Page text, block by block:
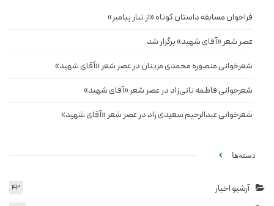
فراخوان مسابقه داستان کوتاه «از تبار پیامبر»
عصر شعر «آقای شهید» برگزار شد
شعرخوانی منصوره محمدی مزینان در عصر شعر «آقای شهید»
شعرخوانی فاطمه نانی‌زاد در عصر شعر «آقای شهید»
شعرخوانی عبدالرحیم سعیدی راد در عصر شعر «آقای شهید»
دسته‌ها
آرشیو اخبار 42